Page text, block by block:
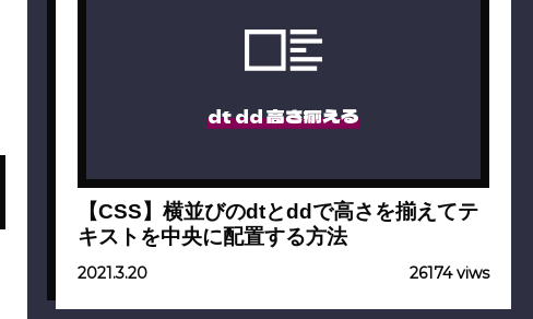
dt dd 高さ揃える
【CSS】横並びのdtとddで高さを揃えてテ
キストを中央に配置する方法
2021.3.20 26174 viws